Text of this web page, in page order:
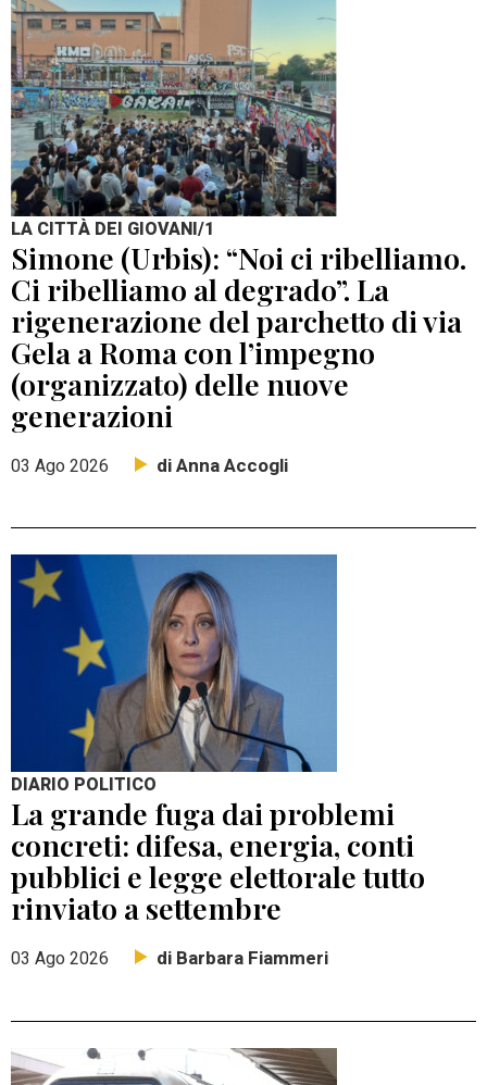
LA CITTÀ DEI GIOVANI/1
Simone (Urbis): “Noi ci ribelliamo.
Ci ribelliamo al degrado”. La
rigenerazione del parchetto di via
Gela a Roma con l’impegno
(organizzato) delle nuove
generazioni
03 Ago 2026 di Anna Accogli
DIARIO POLITICO
La grande fuga dai problemi
concreti: difesa, energia, conti
pubblici e legge elettorale tutto
rinviato a settembre
03 Ago 2026 di Barbara Fiammeri